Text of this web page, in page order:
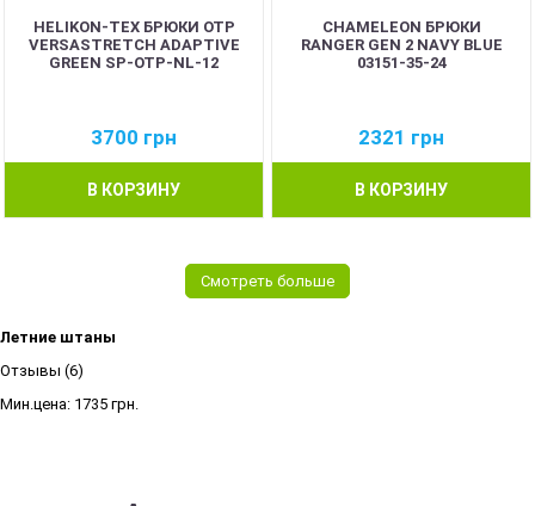
HELIKON-TEX БРЮКИ OTP
VERSASTRETCH ADAPTIVE
GREEN SP-OTP-NL-12
3700 грн
В КОРЗИНУ
CHAMELEON БРЮКИ
RANGER GEN 2 NAVY BLUE
03151-35-24
2321 грн
В КОРЗИНУ
Смотреть больше
Летние штаны
Отзывы (6)
Мин.цена: 1735 грн.